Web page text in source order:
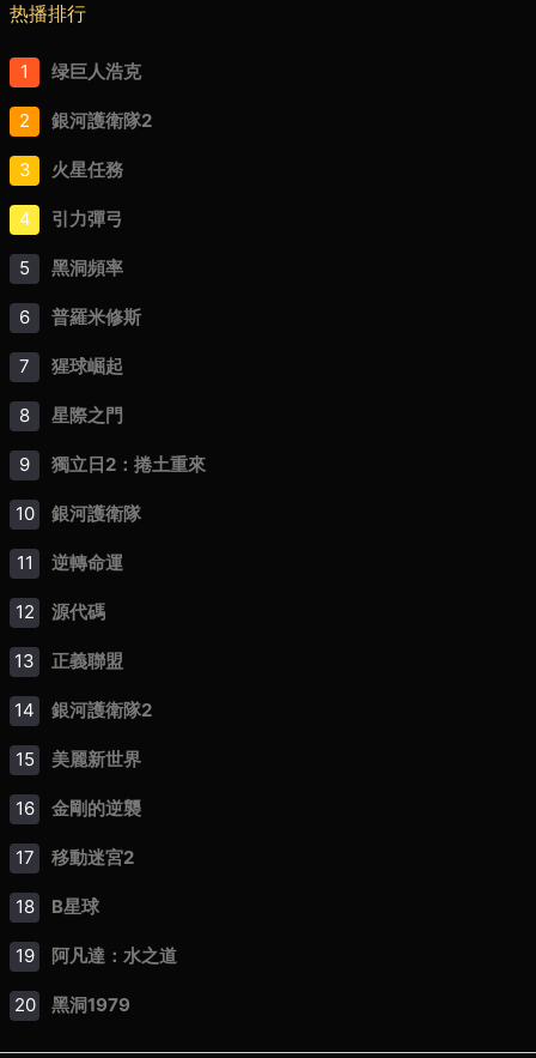
热播排行
1 绿巨人浩克
2 銀河護衛隊2
3 火星任務
4 引力彈弓
5 黑洞頻率
6 普羅米修斯
7 猩球崛起
8 星際之門
9 獨立日2：捲土重來
10 銀河護衛隊
11 逆轉命運
12 源代碼
13 正義聯盟
14 銀河護衛隊2
15 美麗新世界
16 金剛的逆襲
17 移動迷宮2
18 B星球
19 阿凡達：水之道
20 黑洞1979